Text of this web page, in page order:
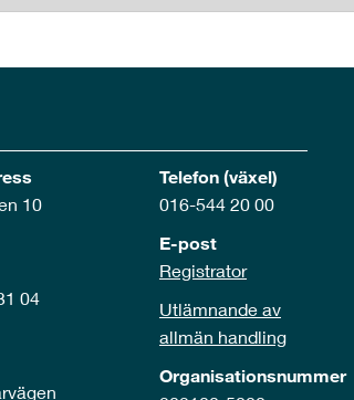
10
04
Telefon (växel)
016-544 20 00
E-post
Registrator
Utlämnande av
allmän handling
Organisationsnummer